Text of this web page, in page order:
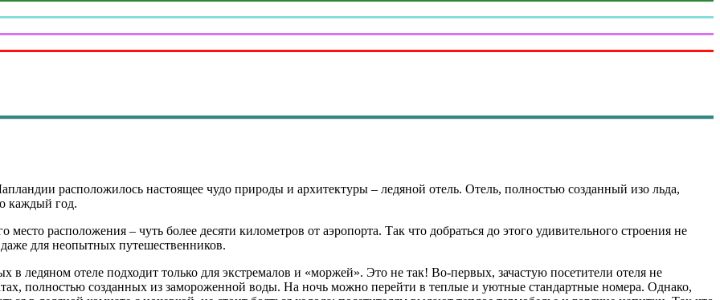
расположилось настоящее чудо природы и архитектуры – ледяной отель. Отель, полностью созданный изо льда,
каждый год.
место расположения – чуть более десяти километров от аэропорта. Так что добраться до этого удивительного строения не
для неопытных путешественников.
в ледяном отеле подходит только для экстремалов и «моржей». Это не так! Во-первых, зачастую посетители отеля не
полностью созданных из замороженной воды. На ночь можно перейти в теплые и уютные стандартные номера. Однако,